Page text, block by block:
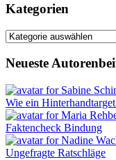
Kategorien
Kategorien
Neueste
Wie ein
Faktencheck Bindung
Ungefragte Ratschläge